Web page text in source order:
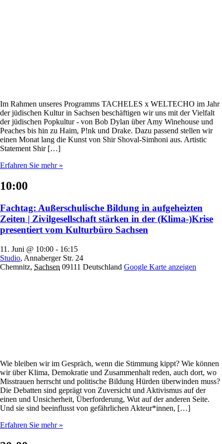
Im Rahmen unseres Programms TACHELES x WELTECHO im Jahr
der jüdischen Kultur in Sachsen beschäftigen wir uns mit der Vielfalt
der jüdischen Popkultur - von Bob Dylan über Amy Winehouse und
Peaches bis hin zu Haim, P!nk und Drake. Dazu passend stellen wir
einen Monat lang die Kunst von Shir Shoval-Simhoni aus. Artistic
Statement Shir […]
Erfahren Sie mehr »
10:00
Fachtag: Außerschulische Bildung in aufgeheizten
Zeiten | Zivilgesellschaft stärken in der (Klima-)Krise
presentiert vom Kulturbüro Sachsen
11. Juni @ 10:00 - 16:15
Studio, Annaberger Str. 24
Chemnitz, Sachsen 09111 Deutschland Google Karte anzeigen
Wie bleiben wir im Gespräch, wenn die Stimmung kippt? Wie können
wir über Klima, Demokratie und Zusammenhalt reden, auch dort, wo
Misstrauen herrscht und politische Bildung Hürden überwinden muss?
Die Debatten sind geprägt von Zuversicht und Aktivismus auf der
einen und Unsicherheit, Überforderung, Wut auf der anderen Seite.
Und sie sind beeinflusst von gefährlichen Akteur*innen, […]
Erfahren Sie mehr »